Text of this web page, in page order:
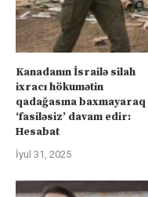
Kanadanın İsrailə silah
ixracı hökumətin
qadağasına baxmayaraq
‘fasiləsiz’ davam edir:
Hesabat
İyul 31, 2025